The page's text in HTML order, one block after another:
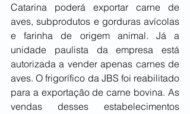
Catarina poderá exportar carne de
aves, subprodutos e gorduras avícolas
e farinha de origem animal. Já a
unidade paulista da empresa está
autorizada a vender apenas carnes de
aves. O frigorífico da JBS foi reabilitado
para a exportação de carne bovina. As
vendas desses estabelecimentos